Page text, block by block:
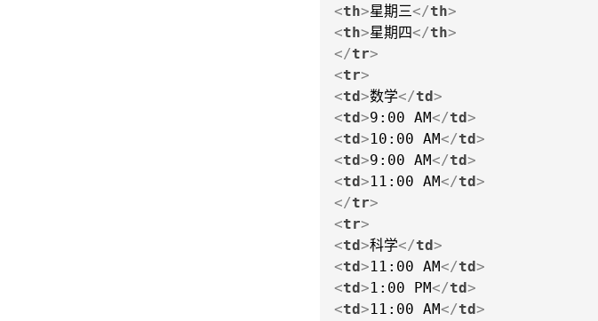
<th>星期三</th>
<th>星期四</th>
</tr>
<tr>
<td>数学</td>
<td>9:00 AM</td>
<td>10:00 AM</td>
<td>9:00 AM</td>
<td>11:00 AM</td>
</tr>
<tr>
<td>科学</td>
<td>11:00 AM</td>
<td>1:00 PM</td>
<td>11:00 AM</td>